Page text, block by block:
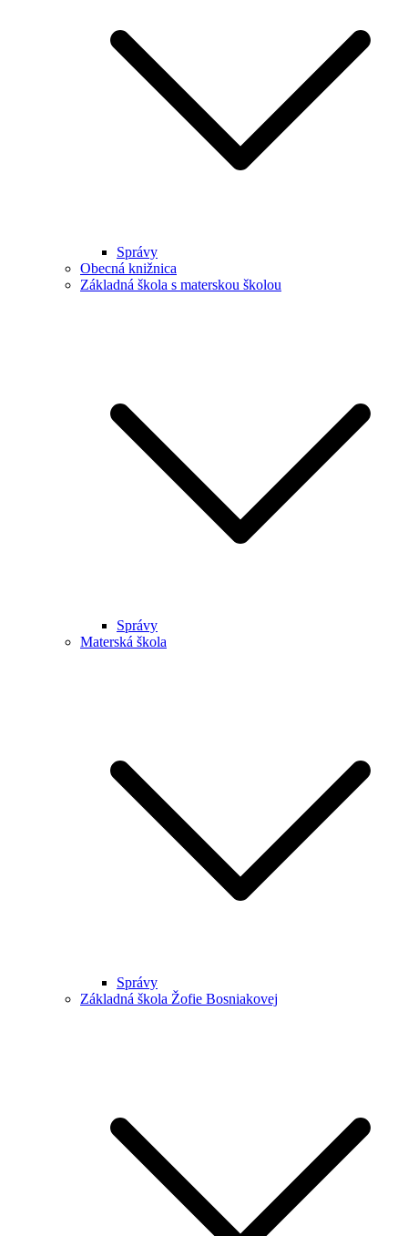
Správy
Obecná knižnica
Základná škola s materskou školou
Správy
Materská škola
Správy
Základná škola Žofie Bosniakovej